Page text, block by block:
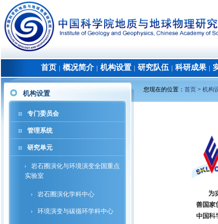
首页 概况简介│ 机构设置 研究队伍 科研成果│
机构设置
专门委员会
管理系统
研究单元
岩石圈演化与环境演变全国重点
实验室
岩石圈演化学科中心
环境演变与碳循环学科中心
您现在的位置： 首页 > 机构